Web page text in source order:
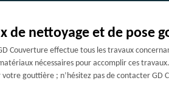
de nettoyage et de pose
Couverture effectue tous les travaux
nécessaires pour accomplir ces
gouttière ; n’hésitez pas de contacter GD